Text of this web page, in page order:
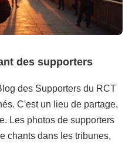
des supporters
des Supporters du RCT
C'est un lieu de partage,
Les photos de supporters
chants dans les tribunes,